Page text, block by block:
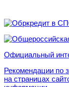
Официальный
Рекомендации по
на страницах